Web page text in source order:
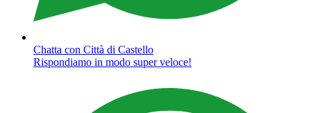
Chatta con Città di Castello
Rispondiamo in modo super veloce!